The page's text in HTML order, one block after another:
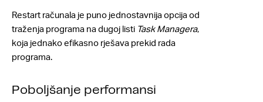
Restart računala je puno jednostavnija opcija od
traženja programa na dugoj listi Task Managera,
koja jednako efikasno rješava prekid rada
programa.
Poboljšanje performansi